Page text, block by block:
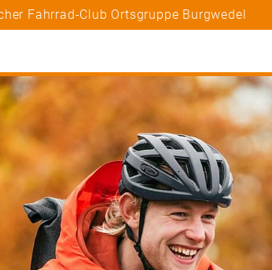
Fahrrad-Club Ortsgruppe Burgwedel